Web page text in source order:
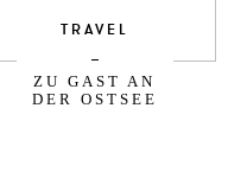
TRAVEL
ZU GAST AN
DER OSTSEE